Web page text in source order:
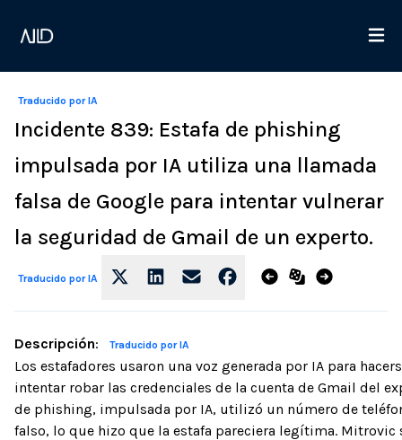
Traducido por IA
Incidente 839: Estafa de phishing
impulsada por IA utiliza una llamada
falsa de Google para intentar vulnerar
la seguridad de Gmail de un experto.
Traducido por IA
Descripción: Traducido por IA
Los estafadores usaron una voz generada por IA para
intentar robar las credenciales de la cuenta de Gmail del
de phishing, impulsada por IA, utilizó un número de
falso, lo que hizo que la estafa pareciera legítima.